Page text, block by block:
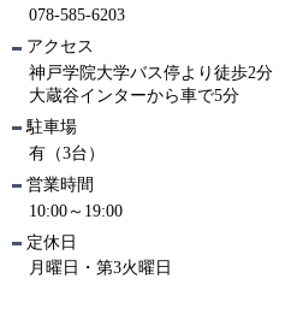
078-585-6203
アクセス
神戸学院大学バス停より徒歩2分
大蔵谷インターから車で5分
駐車場
有（3台）
営業時間
10:00～19:00
定休日
月曜日・第3火曜日